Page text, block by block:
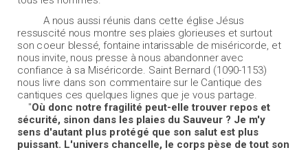
A nous aussi réunis dans cette église Jésus
ressuscité nous montre ses plaies glorieuses et surtout
son coeur blessé, fontaine intarissable de miséricorde, et
nous invite, nous presse à nous abandonner avec
confiance à sa Miséricorde. Saint Bernard (1090-1153)
nous livre dans son commentaire sur le Cantique des
cantiques ces quelques lignes que jevous partage.
"Où donc notre fragilité peut-elletrouver repos et
sécurité, sinon dans les plaies du Sauveur ? Je m'y
sens d'autant plus protégé que son salut est plus
puissant. L'univers chancelle, le corps pèse de tout son